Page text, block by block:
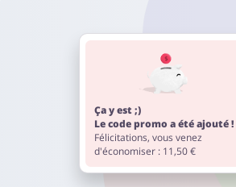
Ça y est ;)
Le code promo a été ajouté !
Félicitations, vous venez
d'économiser : 11,50 €